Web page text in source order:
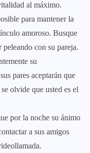
al máximo.
para mantener la
amoroso. Busque
con su pareja.
su
pares aceptarán que
olvide que usted es el
por la noche su ánimo
a sus amigos